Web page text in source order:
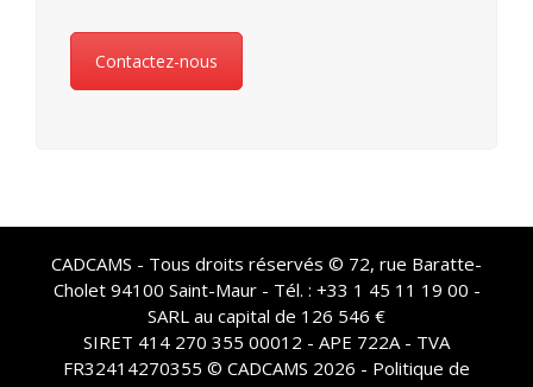
Contactez-nous
CADCAMS - Tous droits réservés © 72, rue Baratte-
Cholet 94100 Saint-Maur - Tél. : +33 1 45 11 19 00 -
SARL au capital de 126 546 €
SIRET 414 270 355 00012 - APE 722A - TVA
FR32414270355 © CADCAMS 2026 - Politique de